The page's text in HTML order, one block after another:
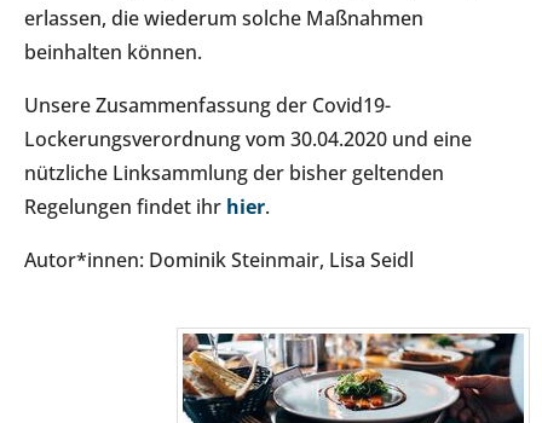
erlassen, die wiederum solche Maßnahmen
beinhalten können.
Unsere Zusammenfassung der Covid19-
Lockerungsverordnung vom 30.04.2020 und eine
nützliche Linksammlung der bisher geltenden
Regelungen findet ihr hier.
Autor*innen: Dominik Steinmair, Lisa Seidl